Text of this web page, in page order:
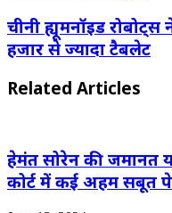
चीनी ह्यूमनॉइड
हजार से ज्यादा टैबलेट
Related Articles
हेमंत सोरेन की जमानत
कोर्ट में कई अहम सबूत